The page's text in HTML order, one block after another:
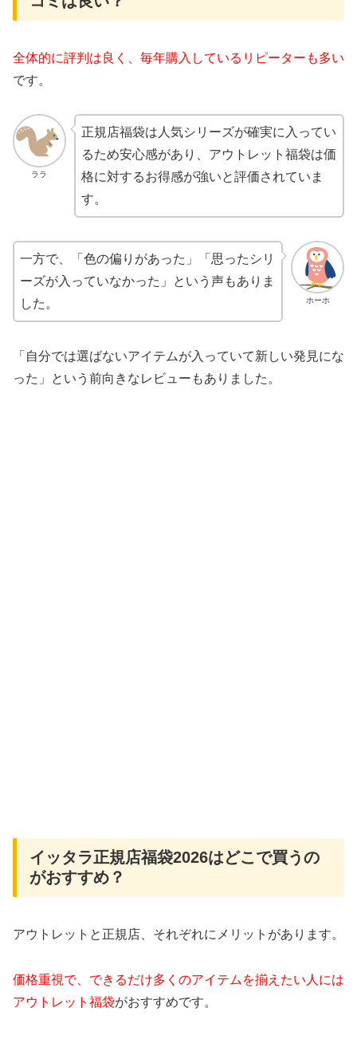
全体的に評判は良く、毎年購入しているリピーターも多い
です。
ララ
正規店福袋は人気シリーズが確実に入ってい
るため安心感があり、アウトレット福袋は価
格に対するお得感が強いと評価されていま
す。
ホーホ
一方で、「色の偏りがあった」「思ったシリ
ーズが入っていなかった」という声もありま
した。
「自分では選ばないアイテムが入っていて新しい発見にな
った」という前向きなレビューもありました。
イッタラ正規店福袋2026はどこで買うの
がおすすめ？
アウトレットと正規店、それぞれにメリットがあります。
価格重視で、できるだけ多くのアイテムを揃えたい人には
アウトレット福袋がおすすめです。